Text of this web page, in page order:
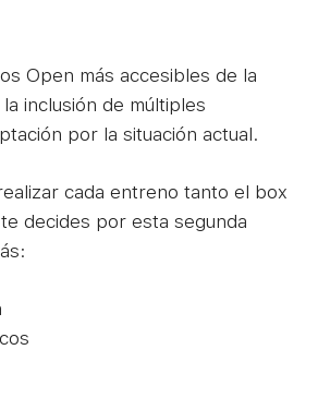
Open más accesibles de la
inclusión de múltiples
por la situación actual.
cada entreno tanto el box
decides por esta segunda